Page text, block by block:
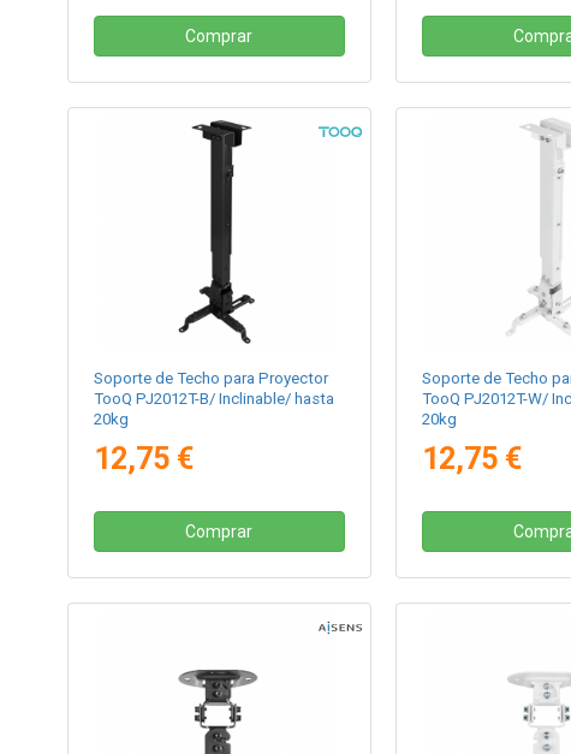
Comprar
Soporte de Techo para Proyector
TooQ PJ2012T-B/ Inclinable/ hasta
20kg
12,75 €
Comprar
Soporte de Techo
TooQ PJ2012T-W/
20kg
12,75 €